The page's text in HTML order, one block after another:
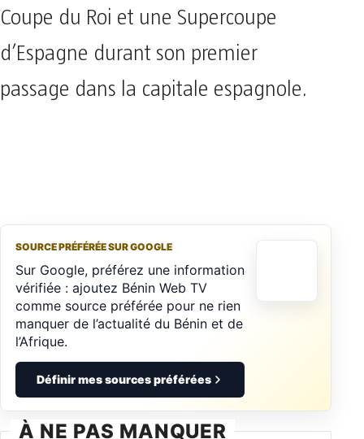
Coupe du Roi et une Supercoupe
d’Espagne durant son premier
passage dans la capitale espagnole.
SOURCE PRÉFÉRÉE SUR GOOGLE
Sur Google, préférez une information
vérifiée : ajoutez Bénin Web TV
comme source préférée pour ne rien
manquer de l’actualité du Bénin et de
l’Afrique.
Définir mes sources préférées
À NE PAS MANQUER